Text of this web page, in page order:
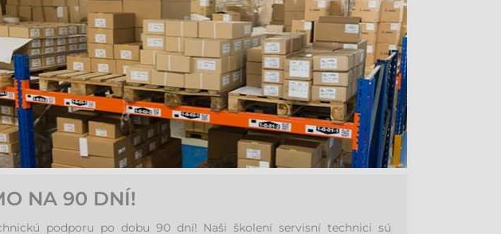
NA 90 DNÍ!
podporu po dobu 90 dní! Naši školení servisní technici sú